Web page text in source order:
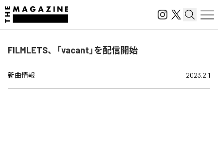
FILMLETS、「vacant」を配信開始
新曲情報 2023.2.1